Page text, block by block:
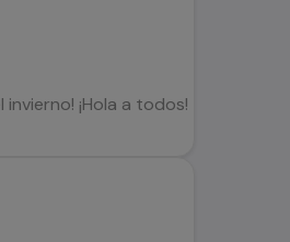
invierno! ¡Hola a todos! Tengo